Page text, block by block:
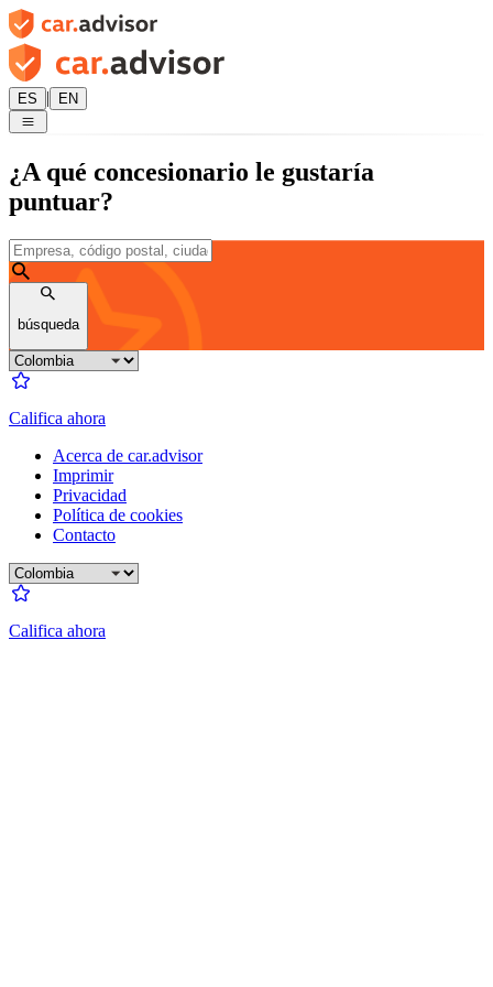
ES | EN
¿A qué concesionario le gustaría
puntuar?
búsqueda
Califica ahora
Acerca de car.advisor
Imprimir
Privacidad
Política de cookies
Contacto
Califica ahora